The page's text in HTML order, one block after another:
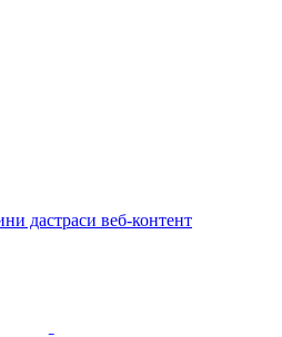
дастраси веб-контент